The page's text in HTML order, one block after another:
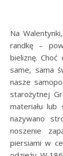
Na Walentynki, Dzień Kobiet, urodziny, imieniny, rocznicę,
randkę –
bieliznę.
same, sama
nasze
starożytnej
materiału
nazywano
noszenie
piersiami w